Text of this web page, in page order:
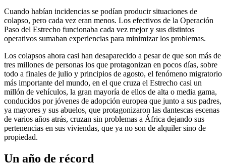
Cuando habían incidencias se podían producir situaciones de
colapso, pero cada vez eran menos. Los efectivos de la Operación
Paso del Estrecho funcionaba cada vez mejor y sus distintos
operativos sumaban experiencias para minimizar los problemas.
Los colapsos ahora casi han desaparecido a pesar de que son más de
tres millones de personas los que protagonizan en pocos días, sobre
todo a finales de julio y principios de agosto, el fenómeno migratorio
más importante del mundo, en el que cruza el Estrecho casi un
millón de vehículos, la gran mayoría de ellos de alta o media gama,
conducidos por jóvenes de adopción europea que junto a sus padres,
ya mayores y sus abuelos, que protagonizaron las dantescas escenas
de varios años atrás, cruzan sin problemas a África dejando sus
pertenencias en sus viviendas, que ya no son de alquiler sino de
propiedad.
Un año de récord